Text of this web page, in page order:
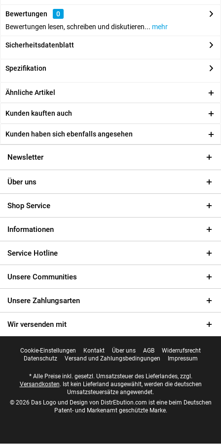
Bewertungen
0
Bewertungen lesen, schreiben und diskutieren... mehr
Sicherheitsdatenblatt
Spezifikation
Ähnliche Artikel
Kunden kauften auch
Kunden haben sich ebenfalls angesehen
Newsletter
Über uns
Shop Service
Informationen
Service Hotline
Unsere Communities
Unsere Zahlungsarten
Wir versenden mit
Cookie-Einstellungen Kontakt Über uns AGB
Widerrufsrecht
Datenschutz
Versand und Zahlungsbedingungen Impressum
* Alle Preise inkl. gesetzl. Umsatzsteuer des Lieferlandes, zzgl.
Versandkosten. Ist kein Lieferland ausgewählt, werden die deutschen
Umsatzsteuersätze angewendet.
© 2026 Das Logo und Design von DistrEbution.com ist eine beim Deutschen
Patent- und Markenamt geschützte Marke.